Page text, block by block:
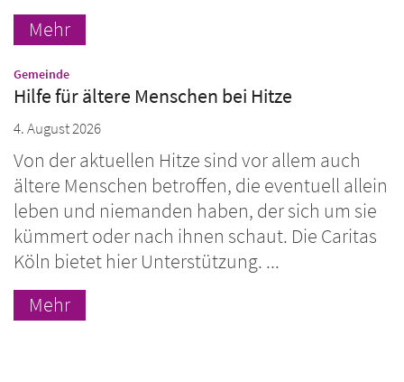
Mehr
Gemeinde:
Hilfe für ältere Menschen bei Hitze
4. August 2026
Von der aktuellen Hitze sind vor allem auch
ältere Menschen betroffen, die eventuell allein
leben und niemanden haben, der sich um sie
kümmert oder nach ihnen schaut. Die Caritas
Köln bietet hier Unterstützung. ...
Mehr